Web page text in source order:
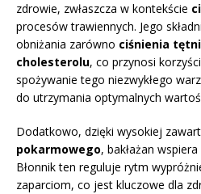
zdrowie, zwłaszcza w kontekście
procesów trawiennych. Jego
obniżania zarówno ciśnienia
cholesterolu, co przynosi
spożywanie tego niezwykłego
do utrzymania optymalnych
Dodatkowo, dzięki wysokiej
pokarmowego, bakłażan
Błonnik ten reguluje rytm
zaparciom, co jest kluczowe dla